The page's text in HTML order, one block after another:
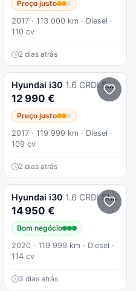
Preço justo
2017 · 113 000 km · Diesel ·
110 cv
2 dias atrás
Hyundai i30 1.6 CRDI SW Style
12 990 €
Preço justo
2017 · 119 999 km · Diesel ·
109 cv
2 dias atrás
Hyundai i30 1.6 CRDI Style
14 950 €
Bom negócio
2020 · 119 999 km · Diesel ·
114 cv
3 dias atrás